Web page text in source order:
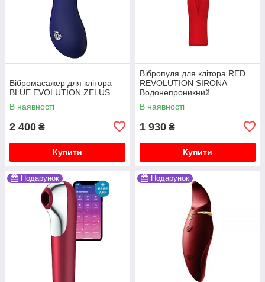
Вібромасажер для клітора
BLUE EVOLUTION ZELUS
В наявності
2 400 ₴
Купити
Вібропуля для клітора RED
REVOLUTION SIRONA
Водонепроникний
В наявності
1 930 ₴
Купити
Подарунок Подарунок